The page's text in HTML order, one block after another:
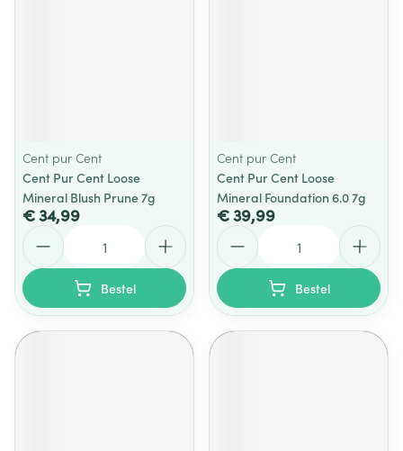
Cent pur Cent
Cent Pur Cent Loose
Mineral Blush Prune 7g
€ 34,99
Bestel
Cent pur Cent
Cent Pur Cent Loose
Mineral Foundation 6.0 7g
€ 39,99
Bestel